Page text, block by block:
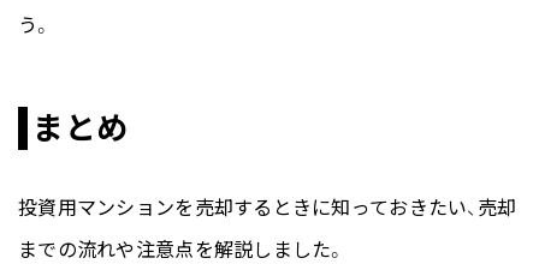
う。
まとめ
投資用マンションを売却するときに知っておきたい、売却
までの流れや注意点を解説しました。